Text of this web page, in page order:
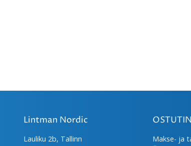
Lintman Nordic
Lauliku 2b, Tallinn
Makse- ja